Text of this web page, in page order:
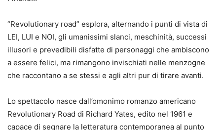
“Revolutionary road” esplora, alternando i punti di vista di
LEI, LUI e NOI, gli umanissimi slanci, meschinità, successi
illusori e prevedibili disfatte di personaggi che ambiscono
a essere felici, ma rimangono invischiati nelle menzogne
che raccontano a se stessi e agli altri pur di tirare avanti.
Lo spettacolo nasce dall’omonimo romanzo americano
Revolutionary Road di Richard Yates, edito nel 1961 e
capace di segnare la letteratura contemporanea al punto